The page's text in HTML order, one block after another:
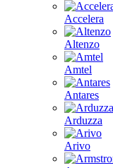
Accelera
Altenzo
Amtel
Antares
Arduzza
Arivo